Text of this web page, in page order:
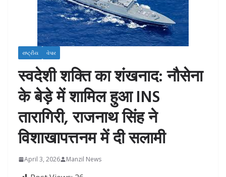
રાષ્ટ્રીય વેપાર
स्वदेशी शक्ति का शंखनाद: नौसेना
के बेड़े में शामिल हुआ INS
तारागिरी, राजनाथ सिंह ने
विशाखापत्तनम में दी सलामी
April 3, 2026 Manzil News